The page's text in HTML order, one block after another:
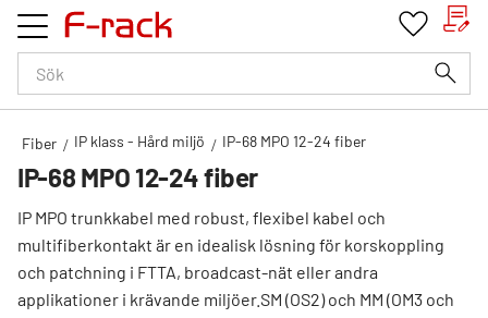
Fiber IP klass - Hård miljö IP-68 MPO 12-24 fiber
IP-68 MPO 12-24 fiber
IP MPO trunkkabel med robust, flexibel kabel och
multifiberkontakt är en idealisk lösning för korskoppling
och patchning i FTTA, broadcast-nät eller andra
applikationer i krävande miljöer.SM (OS2) och MM (OM3 och